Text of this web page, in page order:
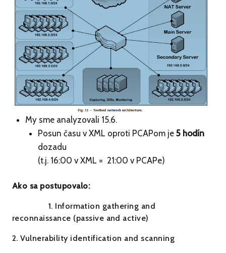
My sme analyzovali 15.6.
Posun času v XML oproti PCAPom je 5 hodín
dozadu
(t.j. 16:00 v XML = 21:00 v PCAPe)
Ako sa postupovalo:
1. Information gathering and
reconnaissance (passive and active)
2. Vulnerability identification and scanning